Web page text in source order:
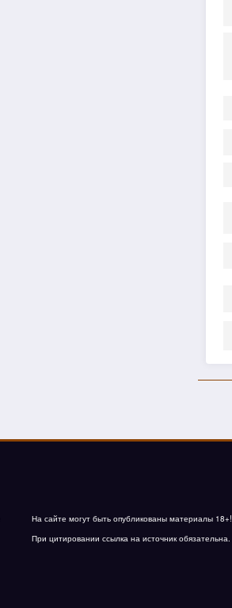
На сайте могут быть опубликованы материалы 18+!
При цитировании ссылка на источник обязательна.